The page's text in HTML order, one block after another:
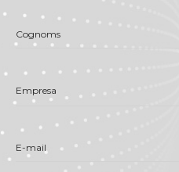
Cognoms
Empresa
E-mail